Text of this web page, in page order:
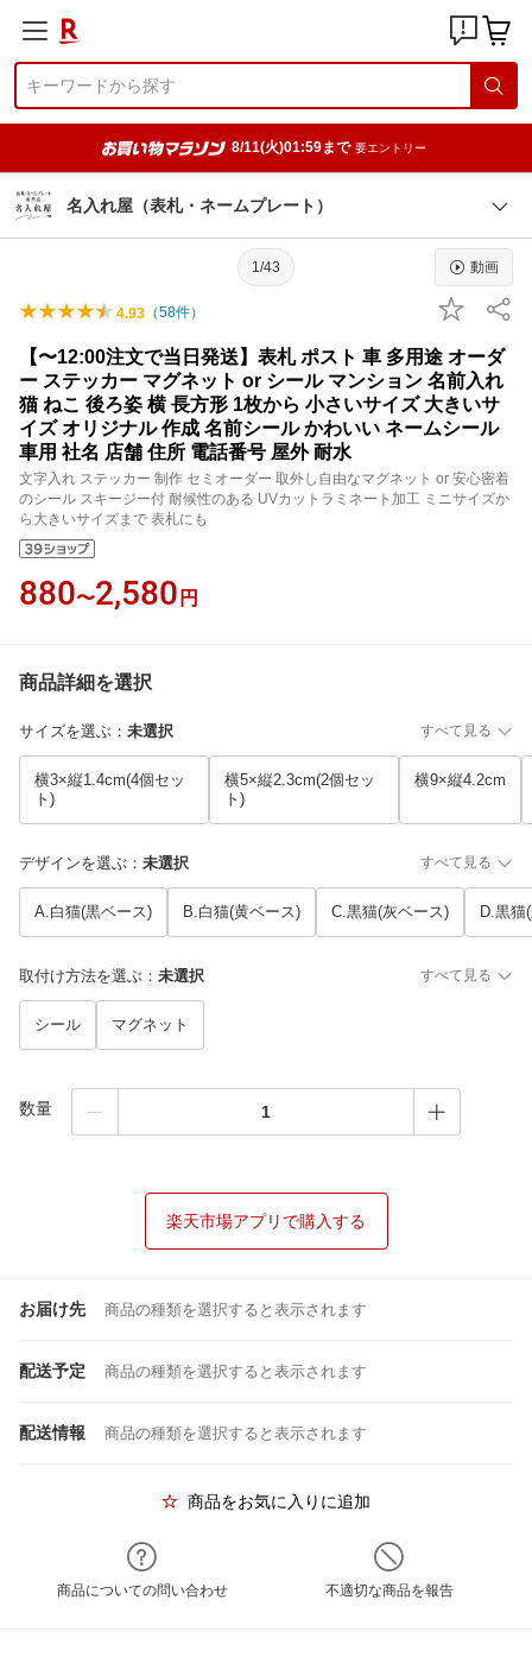
8/11(火)01:59まで 要エントリー
名入れ屋（表札・ネームプレート）
1/43 動画
4.93 （58件）
【〜12:00注文で当日発送】表札 ポスト 車 多用途 オーダ
ー ステッカー マグネット or シール マンション 名前入れ
猫 ねこ 後ろ姿 横 長方形 1枚から 小さいサイズ 大きいサ
イズ オリジナル 作成 名前シール かわいい ネームシール
車用 社名 店舗 住所 電話番号 屋外 耐水
文字入れ ステッカー 制作 セミオーダー 取外し自由なマグネット or 安心密着
のシール スキージー付 耐候性のある UVカットラミネート加工 ミニサイズか
ら大きいサイズまで 表札にも
880〜2,580 円
商品詳細を選択
サイズを選ぶ ： 未選択 すべて見る
横3×縦1.4cm(4個セッ
ト)
横5×縦2.3cm(2個セッ
ト)
横9×縦4.2cm
デザインを選ぶ ： 未選択 すべて見る
A.白猫(黒ベース) B.白猫(黄ベース) C.黒猫(灰ベース) D.黒猫
取付け方法を選ぶ ： 未選択 すべて見る
シール マグネット
数量
楽天市場アプリで購入する
お届け先 商品の種類を選択すると表示されます
配送予定 商品の種類を選択すると表示されます
配送情報 商品の種類を選択すると表示されます
商品をお気に入りに追加
商品についての問い合わせ 不適切な商品を報告